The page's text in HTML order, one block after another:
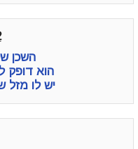
2
השכן
הוא דופק לי
יש לו מזל